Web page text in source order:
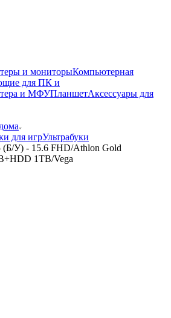
и мониторыКомпьютерная
для ПК и
и МФУПланшетАксессуары для
для игрУльтрабуки
(Б/У) - 15.6 FHD/Athlon Gold
1TB/Vega